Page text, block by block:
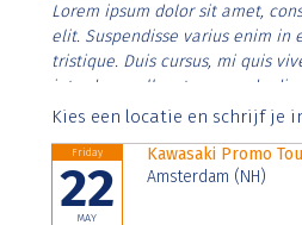
Lorem ipsum dolor sit amet,
elit. Suspendisse varius enim in
tristique. Duis cursus, mi quis
interdum nulla, ut commodo
Aenean faucibus nibh et justo
Kies een locatie en schrijf je
Friday
22
MAY
Kawasaki Promo
Amsterdam (NH)